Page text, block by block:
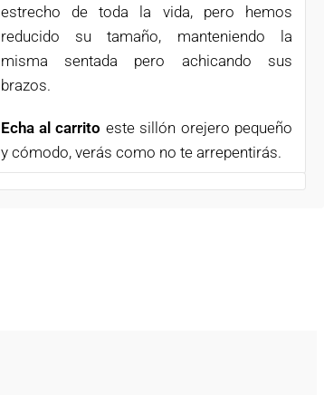
estrecho de toda la vida, pero hemos
reducido su tamaño, manteniendo la
misma sentada pero achicando sus
brazos.
Echa al carrito este sillón orejero pequeño
y cómodo, verás como no te arrepentirás.